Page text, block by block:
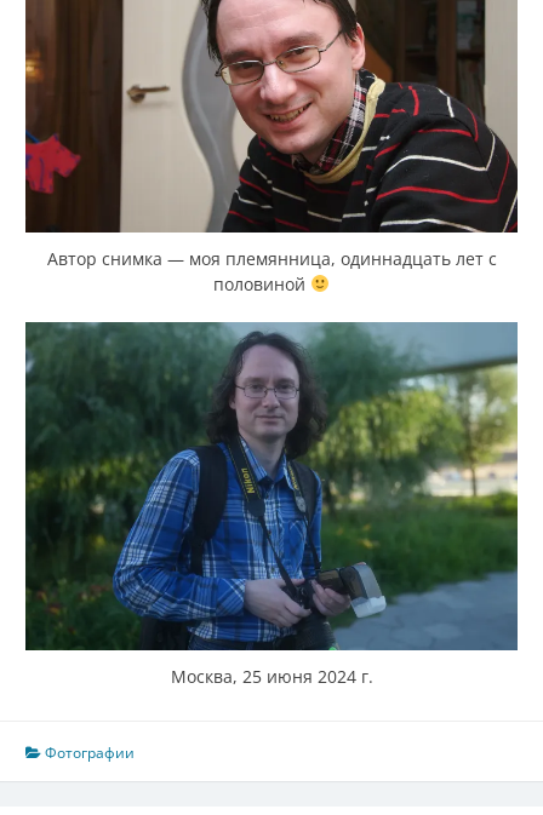
Автор снимка — моя племянница, одиннадцать лет с
половиной
Москва, 25 июня 2024 г.
Фотографии